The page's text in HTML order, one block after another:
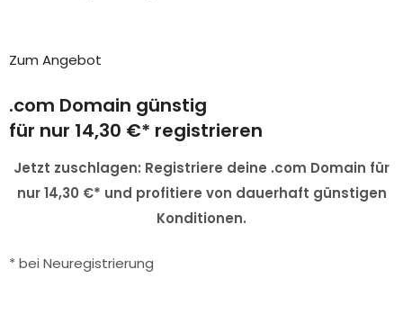
Zum Angebot
.com Domain günstig
für nur 14,30 €* registrieren
Jetzt zuschlagen: Registriere deine .com Domain für
nur 14,30 €* und profitiere von dauerhaft günstigen
Konditionen.
* bei Neuregistrierung